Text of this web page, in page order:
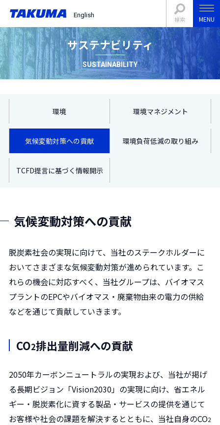
English
検索 MENU
サステナビリティ
SUSTAINABILITY
環境 環境マネジメント
気候変動対策への貢献 環境負荷低減の取り組み
TCFD提言に基づく情報開示
気候変動対策への貢献
脱炭素社会の実現に向けて、当社のステークホルダーに
おいてさまざまな気候変動対策が進められています。こ
れらの機会に対応すべく、当社グループは、バイオマス
プラントのEPCやバイオマス・廃棄物由来の電力の供給
などを通じて貢献していきます。
CO2排出量削減への貢献
2050年カーボンニュートラルの実現および、当社が掲げ
る長期ビジョン「Vision2030」の実現に向け、省エネル
ギー・脱炭素化に資する製品・サービスの提供を通じて
お客様や社会の課題を解決するとともに、当社自身のCO2